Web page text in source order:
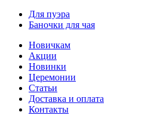
Для пуэра
Баночки для чая
Новичкам
Акции
Новинки
Церемонии
Статьи
Доставка и оплата
Контакты